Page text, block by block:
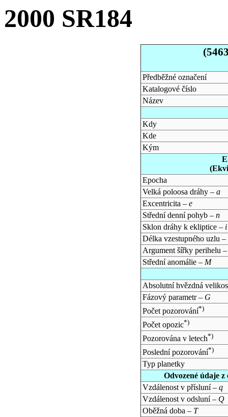
2000 SR184
Předběžné označení
Katalogové číslo
Název
Kdy
Kde
Kým
Epocha
Velká poloosa dráhy – a
Excentricita – e
Střední denní pohyb – n
Sklon dráhy k ekliptice – i
Délka vzestupného uzlu –
Argument šířky perihelu
Střední anomálie – M
Absolutní hvězdná
Fázový parametr – G
Počet pozorování*)
Počet opozic*)
Pozorována v letech*)
Poslední pozorování*)
Typ planetky
Odvozené údaje
Vzdálenost v přísluní – q
Vzdálenost v odsluní – Q
Oběžná doba – T